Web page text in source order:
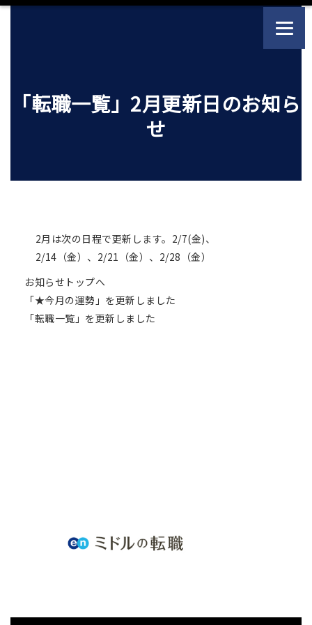
「転職一覧」2月更新日のお知ら
せ
2月は次の日程で更新します。2/7(金)、
2/14（金）、2/21（金）、2/28（金）
お知らせトップへ
「★今月の運勢」を更新しました
「転職一覧」を更新しました